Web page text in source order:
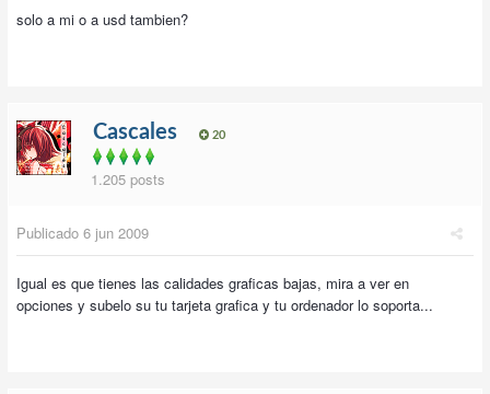
solo a mi o a usd tambien?
Cascales 20
1.205 posts
Publicado 6 jun 2009
Igual es que tienes las calidades graficas bajas, mira a ver en
opciones y subelo su tu tarjeta grafica y tu ordenador lo soporta...